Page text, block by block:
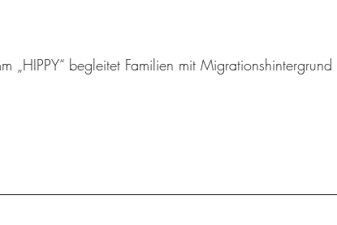
„HIPPY“ begleitet Familien mit